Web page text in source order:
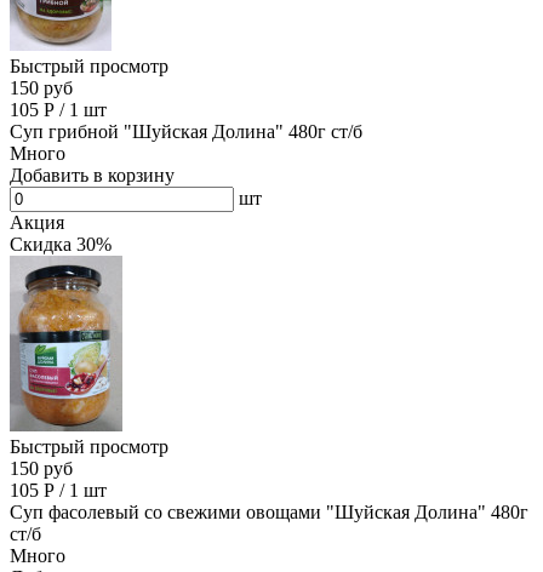
Быстрый просмотр
150 руб
105 Р / 1 шт
Суп грибной "Шуйская Долина" 480г ст/б
Много
Добавить в корзину
шт
Акция
Скидка 30%
Быстрый просмотр
150 руб
105 Р / 1 шт
Суп фасолевый со свежими овощами "Шуйская Долина" 480г
ст/б
Много